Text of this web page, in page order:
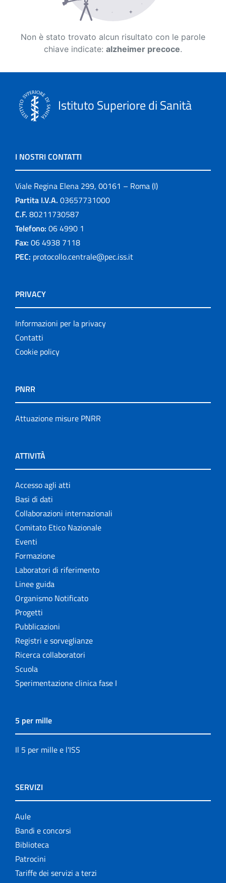
Non è stato trovato alcun risultato con le parole
chiave indicate: alzheimer precoce.
Istituto Superiore di Sanità
I NOSTRI CONTATTI
Viale Regina Elena 299, 00161 – Roma (I)
Partita I.V.A. 03657731000
C.F. 80211730587
Telefono: 06 4990 1
Fax: 06 4938 7118
PEC: protocollo.centrale@pec.iss.it
PRIVACY
Informazioni per la privacy
Contatti
Cookie policy
PNRR
Attuazione misure PNRR
ATTIVITÀ
Accesso agli atti
Basi di dati
Collaborazioni internazionali
Comitato Etico Nazionale
Eventi
Formazione
Laboratori di riferimento
Linee guida
Organismo Notificato
Progetti
Pubblicazioni
Registri e sorveglianze
Ricerca collaboratori
Scuola
Sperimentazione clinica fase I
5 per mille
Il 5 per mille e l'ISS
SERVIZI
Aule
Bandi e concorsi
Biblioteca
Patrocini
Tariffe dei servizi a terzi